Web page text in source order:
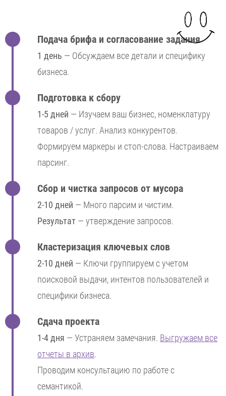
Подача брифа и согласование задания
1 день — Обсуждаем все детали и специфику
бизнеса.
Подготовка к сбору
1-5 дней — Изучаем ваш бизнес, номенклатуру
товаров / услуг. Анализ конкурентов.
Формируем маркеры и стоп-слова. Настраиваем
парсинг.
Сбор и чистка запросов от мусора
2-10 дней — Много парсим и чистим.
Результат — утверждение запросов.
Кластеризация ключевых слов
2-10 дней — Ключи группируем с учетом
поисковой выдачи, интентов пользователей и
специфики бизнеса.
Сдача проекта
1-4 дня — Устраняем замечания. Выгружаем все
отчеты в архив.
Проводим консультацию по работе с
семантикой.